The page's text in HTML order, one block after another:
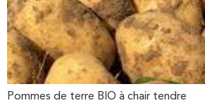
Pommes de terre BIO à chair tendre